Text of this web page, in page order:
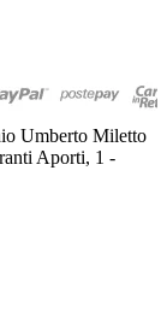
Umberto Miletto
Aporti, 1 -